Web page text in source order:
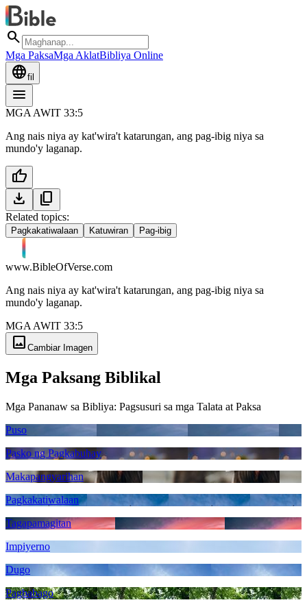
search
Mga PaksaMga AklatBibliya Online
languagefil
menu
MGA AWIT 33:5
Ang nais niya ay kat'wira't katarungan, ang pag-ibig niya sa
mundo'y laganap.
thumb_up
download
content_copy
Related topics:
Pagkakatiwalaan Katuwiran Pag-ibig
www.BibleOfVerse.com
Ang nais niya ay kat'wira't katarungan, ang pag-ibig niya sa
mundo'y laganap.
MGA AWIT 33:5
image Cambiar Imagen
Mga Paksang Biblikal
Mga Pananaw sa Bibliya: Pagsusuri sa mga Talata at Paksa
Puso
Pasko ng Pagkabuhay
Makapangyarihan
Pagkakatiwalaan
Tagapamagitan
Impiyerno
Dugo
Pagbabago